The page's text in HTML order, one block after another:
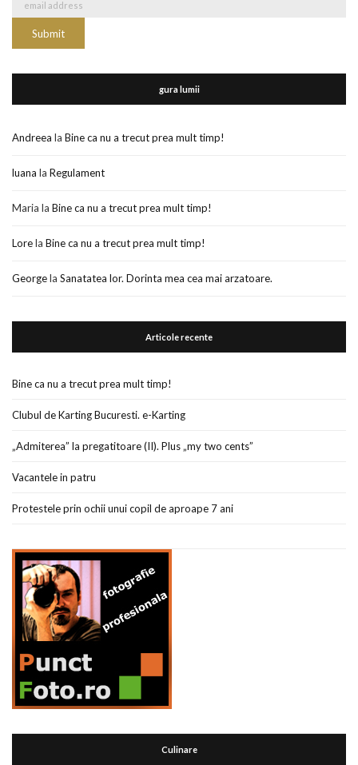
gura lumii
Andreea la Bine ca nu a trecut prea mult timp!
luana la Regulament
Maria la Bine ca nu a trecut prea mult timp!
Lorela Bine ca nu a trecut prea mult timp!
Georgela Sanatatea lor. Dorinta mea cea mai arzatoare.
Articole recente
Bine ca nu a trecut prea mult timp!
Clubul de Karting Bucuresti. e-Karting
„Admiterea” la pregatitoare (II). Plus „my two cents”
Vacantele in patru
Protestele prin ochii unui copil de aproape 7 ani
Culinare